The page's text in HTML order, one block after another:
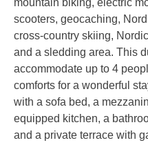
mountain biking, electric
scooters, geocaching,
cross-country skiing,
and a sledding area. This
accommodate up to 4
comforts for a wonderful
with a sofa bed, a
equipped kitchen, a
and a private terrace with